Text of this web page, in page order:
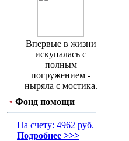
Впервые в жизни
искупалась с
полным
погружением -
ныряла с мостика.
• Фонд помощи
На счету: 4962 руб.
Подробнее >>>